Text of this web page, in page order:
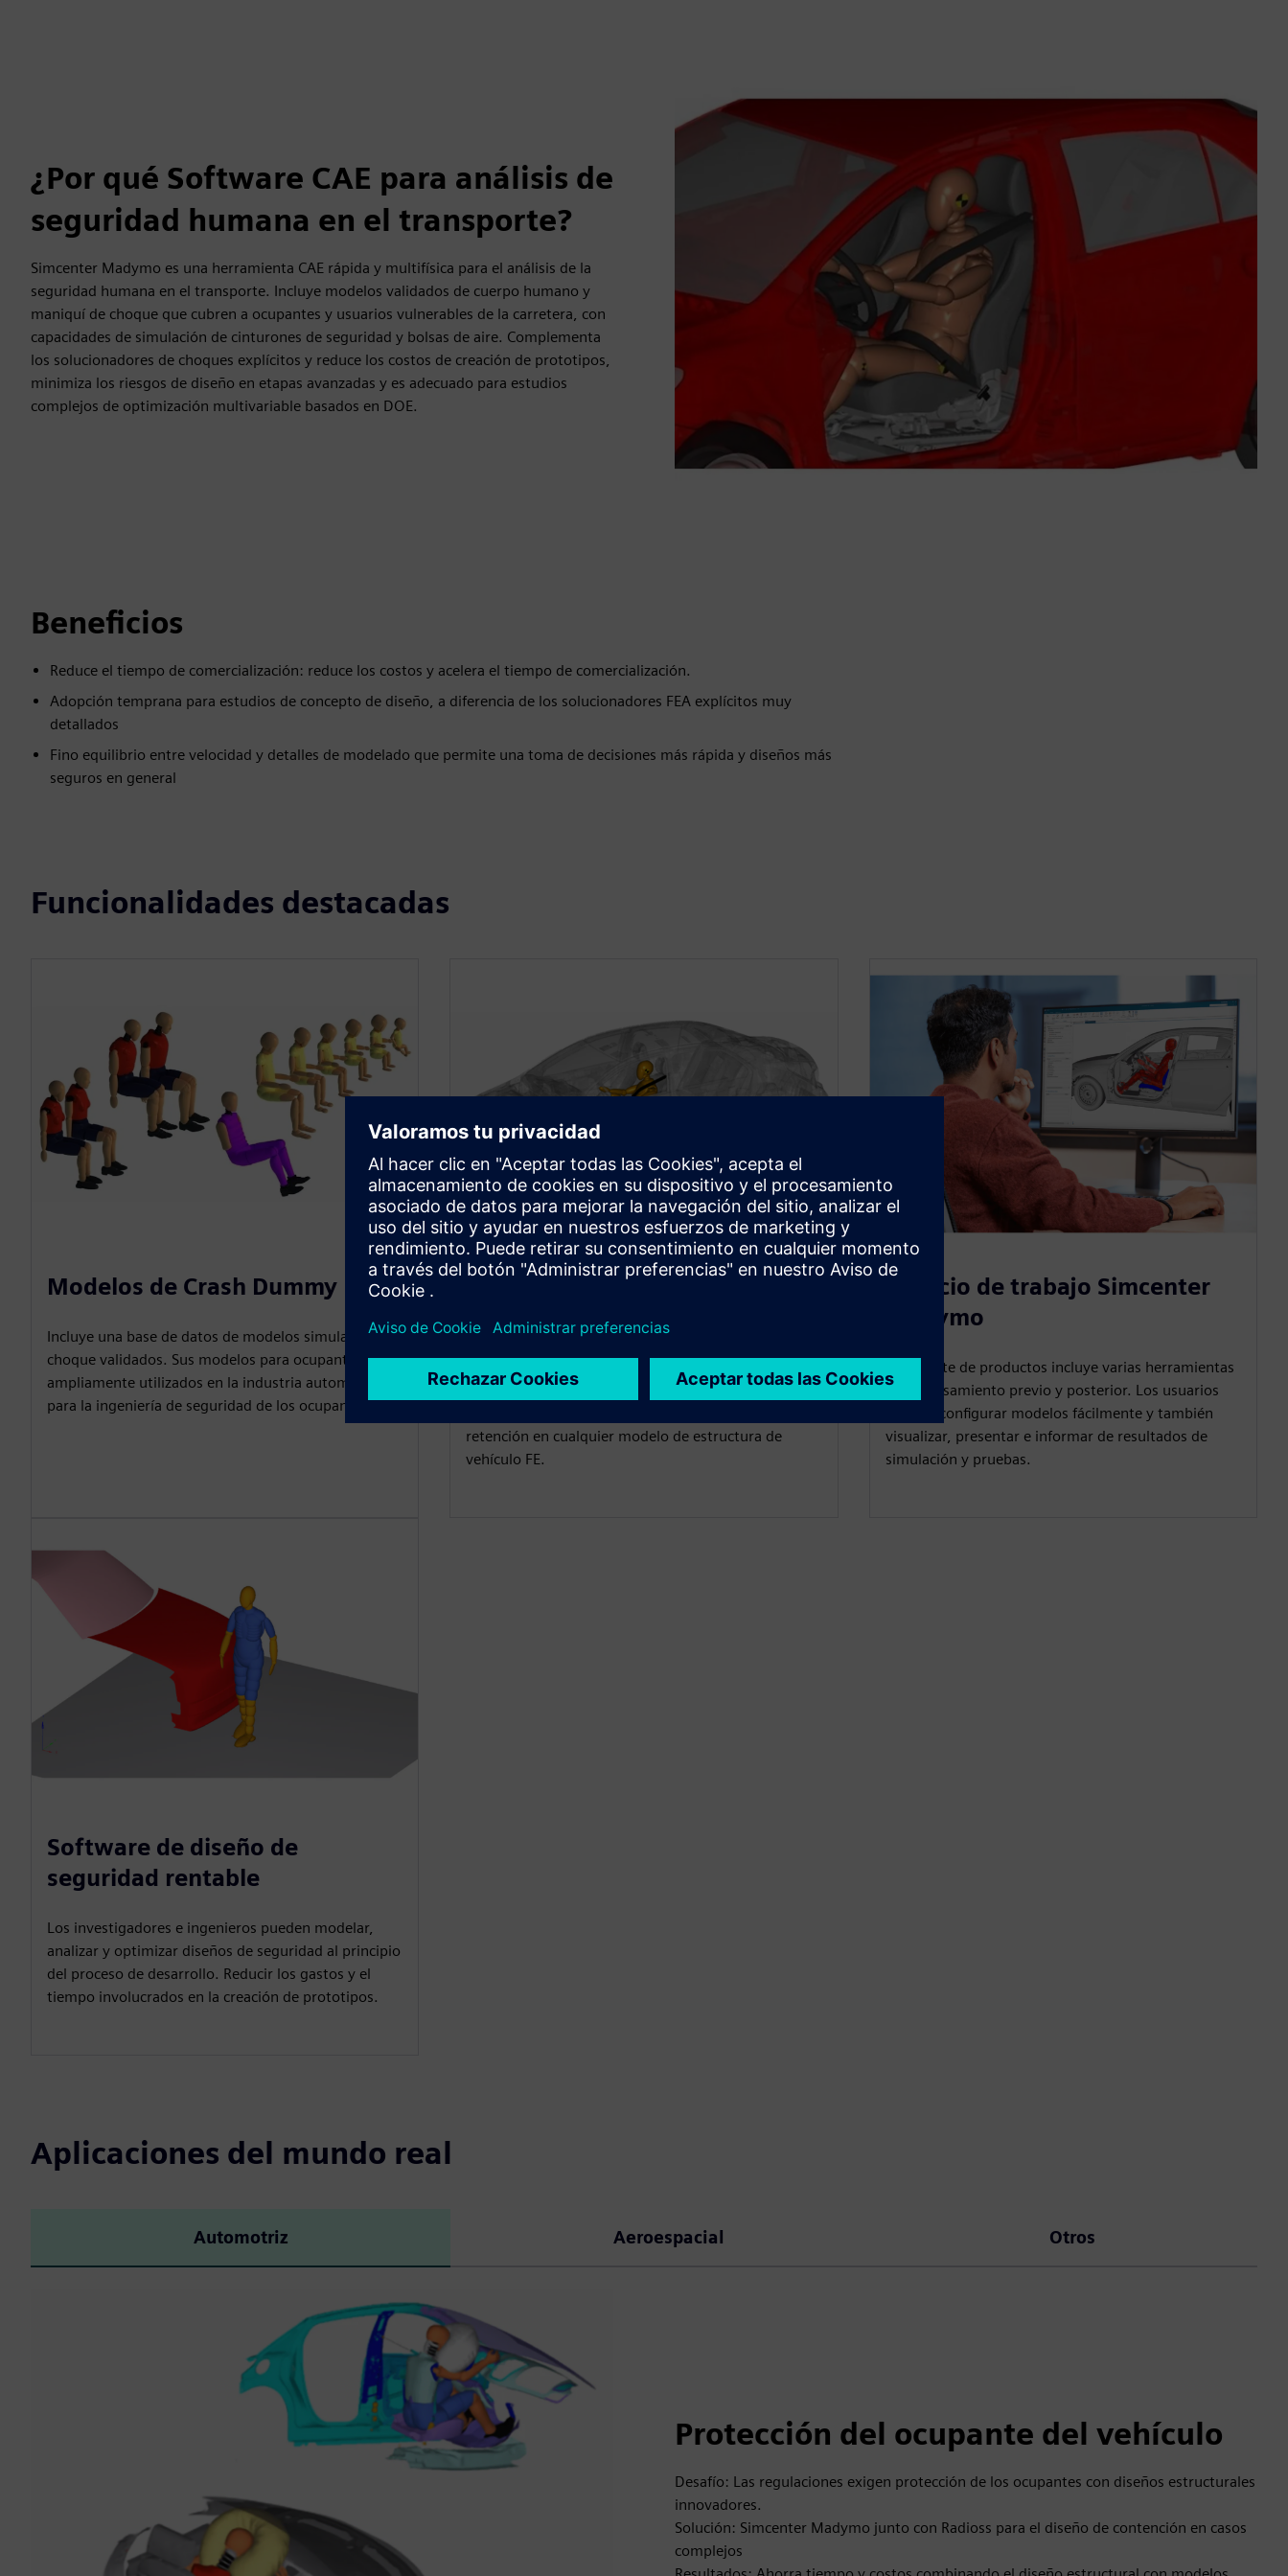
¿Por qué Software CAE para análisis de
seguridad humana en el transporte?
Simcenter Madymo es una herramienta CAE rápida y multifísica para el análisis de la
seguridad humana en el transporte. Incluye modelos validados de cuerpo humano y
maniquí de choque que cubren a ocupantes y usuarios vulnerables de la carretera, con
capacidades de simulación de cinturones de seguridad y bolsas de aire. Complementa
los solucionadores de choques explícitos y reduce los costos de creación de prototipos,
minimiza los riesgos de diseño en etapas avanzadas y es adecuado para estudios
complejos de optimización multivariable basados en DOE.
Beneficios
Reduce el tiempo de comercialización: reduce los costos y acelera el tiempo de comercialización.
Adopción temprana para estudios de concepto de diseño, a diferencia de los solucionadores FEA explícitos muy
detallados
Fino equilibrio entre velocidad y detalles de modelado que permite una toma de decisiones más rápida y diseños más
seguros en general
Funcionalidades destacadas
Modelos de Crash Dummy
Incluye una base de datos de modelos simulados de
choque validados. Sus modelos para ocupantes son
ampliamente utilizados en la industria automotriz
para la ingeniería de seguridad de los ocupantes.
Flexibilidad a través de la
interfaz
Ejecute en co-simulación con LS-Dyna y Radioss y
Simcenter Madymo. Esto permite a los ingenieros
retención en cualquier modelo de estructura de
vehículo FE.
Espacio de trabajo Simcenter
Madymo
El paquete de productos incluye varias herramientas
de procesamiento previo y posterior. Los usuarios
pueden configurar modelos fácilmente y también
visualizar, presentar e informar de resultados de
simulación y pruebas.
Software de diseño de
seguridad rentable
Los investigadores e ingenieros pueden modelar,
analizar y optimizar diseños de seguridad al principio
del proceso de desarrollo. Reducir los gastos y el
tiempo involucrados en la creación de prototipos.
Aplicaciones del mundo real
Automotriz Aeroespacial Otros
Protección del ocupante del vehículo
Desafío: Las regulaciones exigen protección de los ocupantes con diseños estructurales
innovadores.
Solución: Simcenter Madymo junto con Radioss para el diseño de contención en casos
complejos